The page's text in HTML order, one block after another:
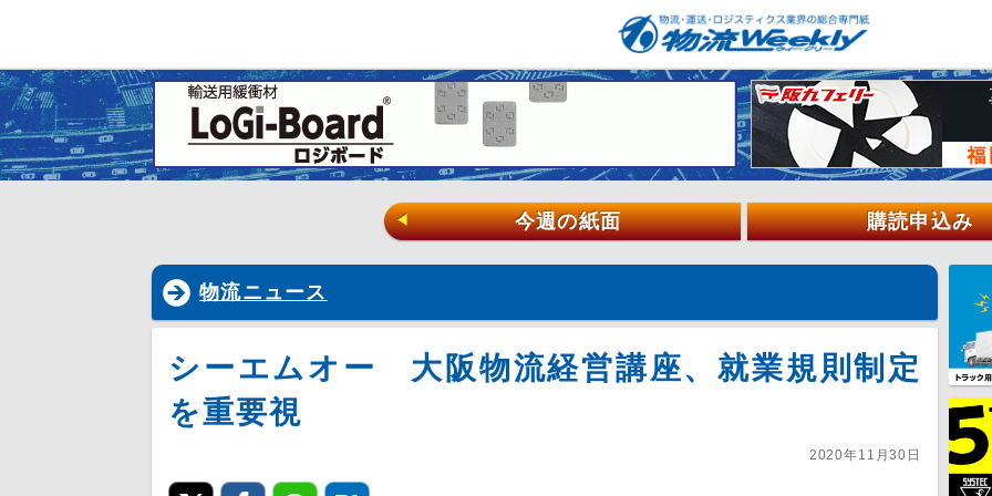
◀ 今週の紙面 購読申込み
物流ニュース
シーエムオー 大阪物流経営講座、就業規則制定
を重要視
2020年11月30日